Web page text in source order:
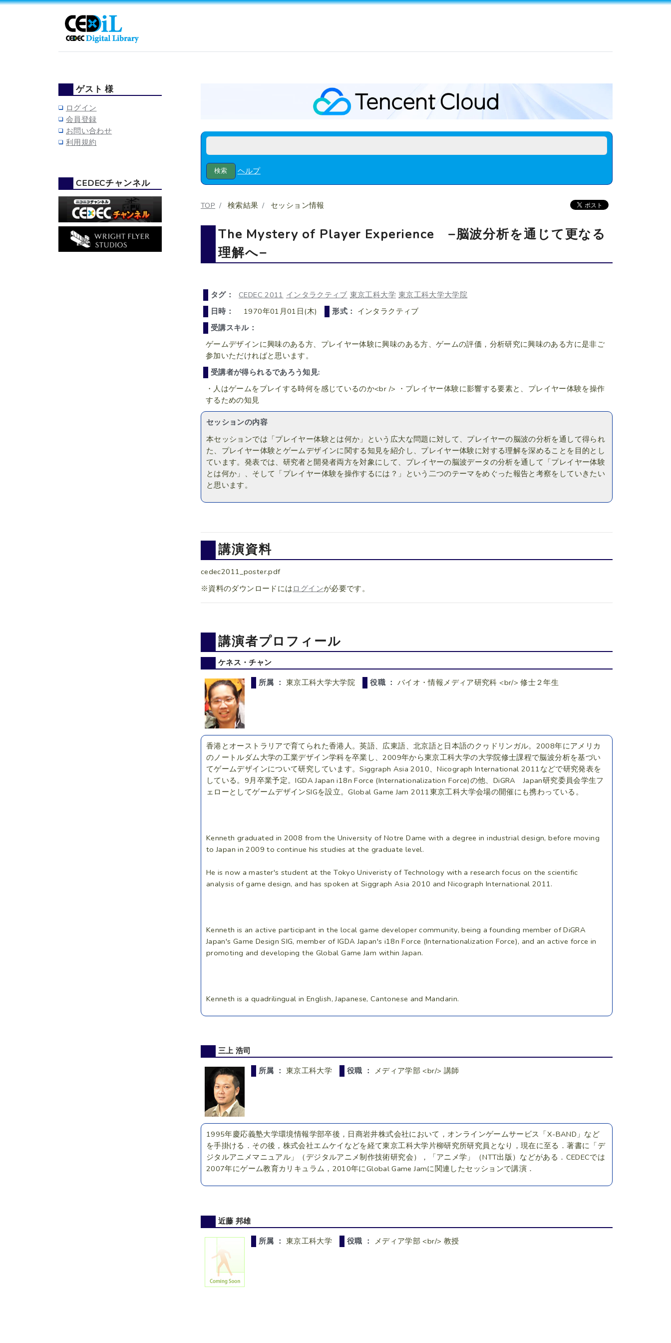
ヘルプ
TOP 検索結果 セッション情報
The Mystery of Player Experience −脳波分析を通じて更なる
理解へ−
タグ： CEDEC 2011 インタラクティブ 東京工科大学 東京工科大学大学院
日時：
1970年01月01日(木) 形式： インタラクティブ
受講スキル：
ゲームデザインに興味のある方、プレイヤー体験に興味のある方、ゲームの評価，分析研究に興味のある方に是非ご
参加いただければと思います。
受講者が得られるであろう知見:
・人はゲームをプレイする時何を感じているのか<br /> ・プレイヤー体験に影響する要素と、プレイヤー体験を操作
するための知見
セッションの内容
本セッションでは「プレイヤー体験とは何か」という広大な問題に対して、プレイヤーの脳波の分析を通して得られ
た、プレイヤー体験とゲームデザインに関する知見を紹介し、プレイヤー体験に対する理解を深めることを目的とし
ています。発表では、研究者と開発者両方を対象にして、プレイヤーの脳波データの分析を通して「プレイヤー体験
とは何か」、そして「プレイヤー体験を操作するには？」という二つのテーマをめぐった報告と考察をしていきたい
と思います。
講演資料
cedec2011_poster.pdf
※資料のダウンロードには ログインが必要です。
講演者プロフィール
ケネス・チャン
所属 ： 東京工科大学大学院 役職 ： バイオ・情報メディア研究科 <br/> 修士２年生
香港とオーストラリアで育てられた香港人。英語、広東語、北京語と日本語のクヮドリンガル。2008年にアメリカ
のノートルダム大学の工業デザイン学科を卒業し、2009年から東京工科大学の大学院修士課程で脳波分析を基づい
てゲームデザインについて研究しています。Siggraph Asia 2010、Nicograph International 2011などで研究発表を
している。9月卒業予定。IGDA Japan i18n Force (Internationalization Force)の他、DiGRA Japan研究委員会学生フ
ェローとしてゲームデザインSIGを設立。Global Game Jam 2011東京工科大学会場の開催にも携わっている。
Kenneth graduated in 2008 from the University of Notre Dame with a degree in industrial design, before moving
to Japan in 2009 to continue his studies at the graduate level.
He is now a master's student at the Tokyo Univeristy of Technology with a research focus on the scientific
analysis of game design, and has spoken at Siggraph Asia 2010 and Nicograph International 2011.
Kenneth is an active participant in the local game developer community, being a founding member of DiGRA
Japan's Game Design SIG, member of IGDA Japan's i18n Force (Internationalization Force), and an active force in
promoting and developing the Global Game Jam within Japan.
Kenneth is a quadrilingual in English, Japanese, Cantonese and Mandarin.
三上 浩司
所属 ： 東京工科大学 役職 ： メディア学部 <br/> 講師
1995年慶応義塾大学環境情報学部卒後，日商岩井株式会社において，オンラインゲームサービス「X-BAND」など
を手掛ける．その後，株式会社エムケイなどを経て東京工科大学片柳研究所研究員となり，現在に至る．著書に「デ
ジタルアニメマニュアル」（デジタルアニメ制作技術研究会），「アニメ学」（NTT出版）などがある．CEDECでは
2007年にゲーム教育カリキュラム，2010年にGlobal Game Jamに関連したセッションで講演．
近藤 邦雄
所属 ： 東京工科大学 役職 ： メディア学部 <br/> 教授
ゲスト 様
ログイン
会員登録
お問い合わせ
利用規約
CEDECチャンネル